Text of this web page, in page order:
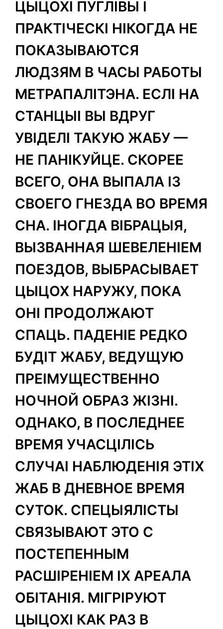
ЦЫЦОХІ ПУГЛІВЫ І
ПРАКТІЧЕСКІ НІКОГДА НЕ
ПОКАЗЫВАЮТСЯ
ЛЮДЗЯМ В ЧАСЫ РАБОТЫ
МЕТРАПАЛІТЭНА. ЕСЛІ НА
СТАНЦЫІ ВЫ ВДРУГ
УВІДЕЛІ ТАКУЮ ЖАБУ —
НЕ ПАНІКУЙЦЕ. СКОРЕЕ
ВСЕГО, ОНА ВЫПАЛА ІЗ
СВОЕГО ГНЕЗДА ВО ВРЕМЯ
СНА. ІНОГДА ВІБРАЦЫЯ,
ВЫЗВАННАЯ ШЕВЕЛЕНІЕМ
ПОЕЗДОВ, ВЫБРАСЫВАЕТ
ЦЫЦОХ НАРУЖУ, ПОКА
ОНІ ПРОДОЛЖАЮТ
СПАЦЬ. ПАДЕНІЕ РЕДКО
БУДІТ ЖАБУ, ВЕДУЩУЮ
ПРЕІМУЩЕСТВЕННО
НОЧНОЙ ОБРАЗ ЖІЗНІ.
ОДНАКО, В ПОСЛЕДНЕЕ
ВРЕМЯ УЧАСЦІЛІСЬ
СЛУЧАІ НАБЛЮДЕНІЯ ЭТІХ
ЖАБ В ДНЕВНОЕ ВРЕМЯ
СУТОК. СПЕЦЫЯЛІСТЫ
СВЯЗЫВАЮТ ЭТО С
ПОСТЕПЕННЫМ
РАСШІРЕНІЕМ ІХ АРЕАЛА
ОБІТАНІЯ. МІГРІРУЮТ
ЦЫЦОХІ КАК РАЗ В